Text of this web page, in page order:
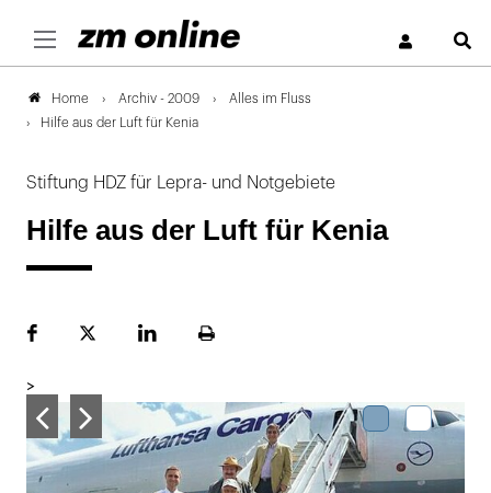
Home Archiv - 2009
Alles im Fluss
Hilfe aus der Luft für Kenia
Stiftung HDZ für Lepra- und Notgebiete
Hilfe aus der Luft für Kenia
FacebookPlattformLinekdInSeite
>